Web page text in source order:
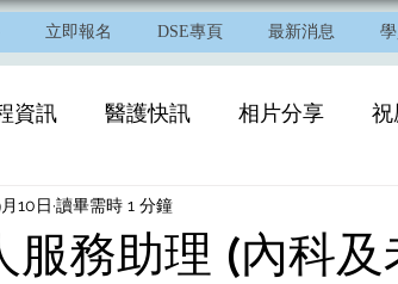
立即報名 DSE專頁 最新消息
資訊 醫護快訊 相片分享 祝
服務助理 (內科
10日 讀畢需時 1 分鐘